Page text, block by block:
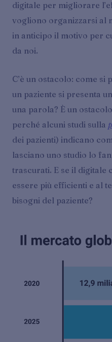
digitale per migliorare
vogliono organizzarsi al
in anticipo il motivo per
da noi.
C’è un ostacolo: come
un paziente si presenta
una parola? È un
perché alcuni studi sulla
dei pazienti) indicano
lasciano uno studio lo
trascurati. E se il digitale
essere più efficienti e al
bisogni del paziente?